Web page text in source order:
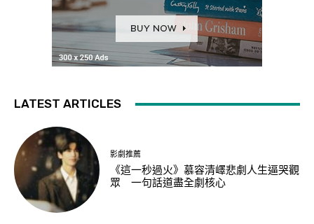
LATEST ARTICLES
影劇推薦
《這一秒過火》慕容清嶧悲劇人生逼哭觀
眾 一句話道盡全劇核心